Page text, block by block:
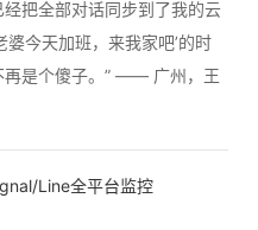
经把全部对话同步到了我的云
今天加班，来我家吧’的时
再是个傻子。” —— 广州，王
Line全平台监控